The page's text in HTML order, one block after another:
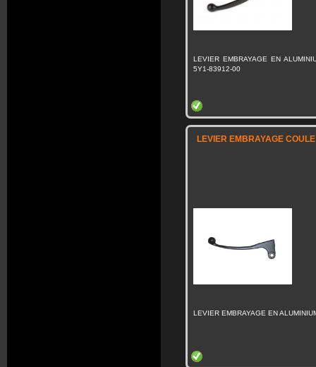
LEVIER EMBRAYAGE EN
5Y1-83912-00
LEVIER EMBRAYAGE
LEVIER EMBRAYAGE EN